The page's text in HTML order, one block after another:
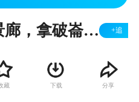
巴黎蒙柏納斯觀景廊，拿破崙墓，艾菲爾鐵塔，凱旋門，協和廣場 +追
藏 下载 分享